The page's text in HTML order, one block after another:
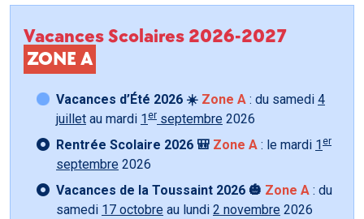
Vacances Scolaires 2026-2027
ZONE A
Vacances d’Été 2026 ☀️ Zone A : du samedi 4
juillet au mardi 1 er septembre 2026
Rentrée Scolaire 2026 🎒 Zone A : le mardi 1 er
septembre 2026
Vacances de la Toussaint 2026 🎃 Zone A : du
samedi 17 octobre au lundi 2 novembre 2026